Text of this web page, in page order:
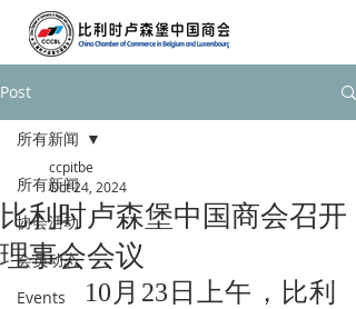
Post
所有新闻
协会活动
会员动态
Events
所有新闻
比利时卢森堡中国商会召开
理事会会议
ccpitbe
Oct 24, 2024
        10月23日上午，比利